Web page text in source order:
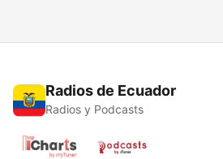
Radios de Ecuador
Radios y Podcasts